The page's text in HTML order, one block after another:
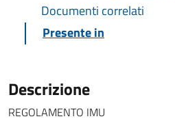
Documenti correlati
Presente in
Descrizione
REGOLAMENTO IMU